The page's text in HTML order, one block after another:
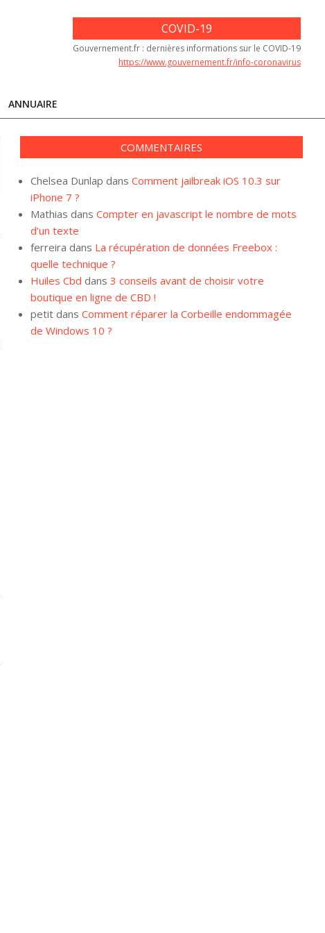
COVID-19
Gouvernement.fr : dernières informations sur le COVID-19
https://www.gouvernement.fr/info-coronavirus
ANNUAIRE
COMMENTAIRES
Chelsea Dunlap dans Comment jailbreak iOS 10.3 sur
iPhone 7 ?
Mathias dans Compter en javascript le nombre de mots
d’un texte
ferreira dans La récupération de données Freebox :
quelle technique ?
Huiles Cbd dans 3 conseils avant de choisir votre
boutique en ligne de CBD !
petit dans Comment réparer la Corbeille endommagée
de Windows 10 ?